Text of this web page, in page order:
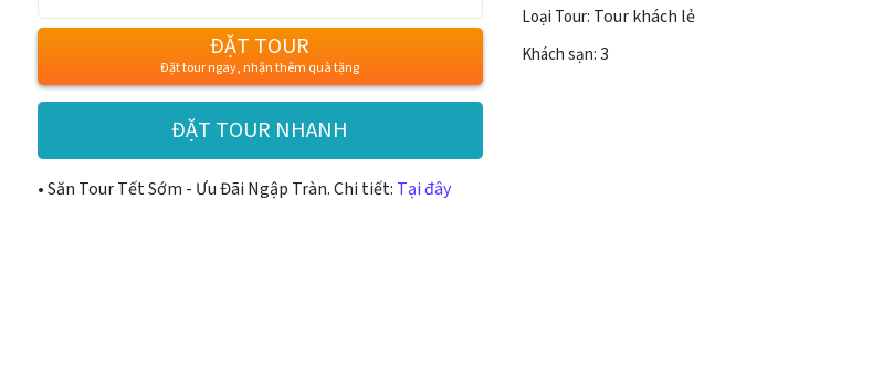
ĐẶT TOUR
Đặt tour ngay, nhận thêm quà tặng
ĐẶT TOUR NHANH
• Săn Tour Tết Sớm - Ưu Đãi Ngập Tràn. Chi tiết: Tại đây
Loại Tour: Tour khách lẻ
Khách sạn:3